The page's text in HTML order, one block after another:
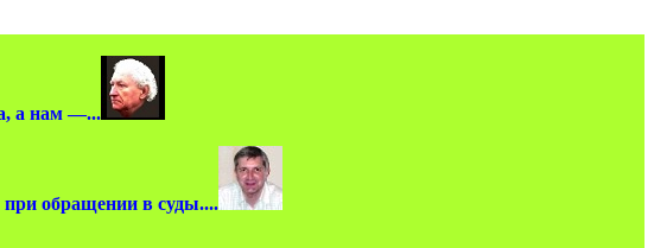
а нам —...
обращении в суды....